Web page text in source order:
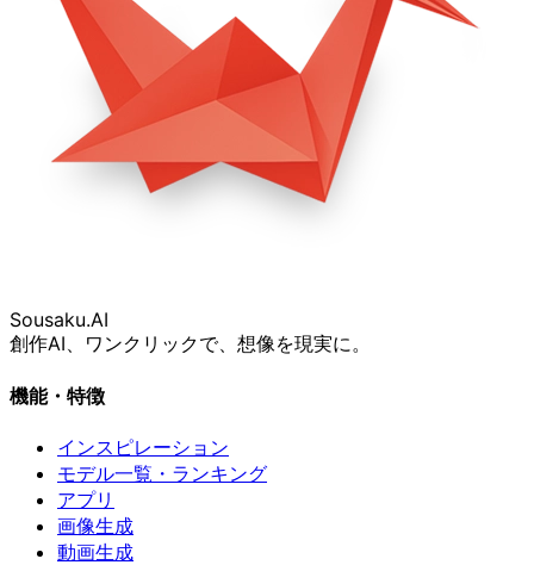
Sousaku.AI
創作AI、ワンクリックで、想像を現実に。
機能・特徴
インスピレーション
モデル一覧・ランキング
アプリ
画像生成
動画生成